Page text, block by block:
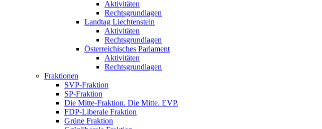
Aktivitäten
Rechtsgrundlagen
Landtag Liechtenstein
Aktivitäten
Rechtsgrundlagen
Österreichisches Parlament
Aktivitäten
Rechtsgrundlagen
Fraktionen
SVP-Fraktion
SP-Fraktion
Die Mitte-Fraktion. Die Mitte. EVP.
FDP-Liberale Fraktion
Grüne Fraktion